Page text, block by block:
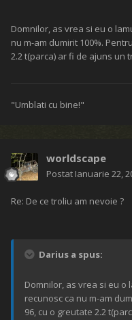
Domnilor, as vrea si eu o
nu m-am dumirit 100%.
2.2 t(parca) ar fi de ajuns un
"Umblati cu bine!"
worldscape
Postat Ianuarie 22,
Re: De ce troliu am nevoie ?
Darius a spus:
Domnilor, as vrea si eu o
recunosc ca nu m-am
96, cu o greutate 2.2